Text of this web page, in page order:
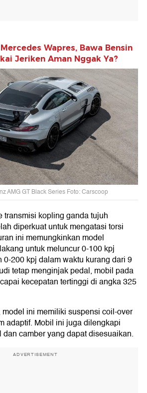
Wapres, Bawa Bensin
Jeriken Aman Nggak Ya?
AMG GT Black Series Foto: Carscoop
transmisi kopling ganda tujuh
diperkuat untuk mengatasi torsi
ini memungkinkan model
untuk meluncur 0-100 kpj
0-200 kpj dalam waktu kurang dari 9
tetap menginjak pedal, mobil pada
kecepatan tertinggi di angka 325
model ini memiliki suspensi coil-over
adaptif. Mobil ini juga dilengkapi
camber yang dapat disesuaikan.
ADVERTISEMENT